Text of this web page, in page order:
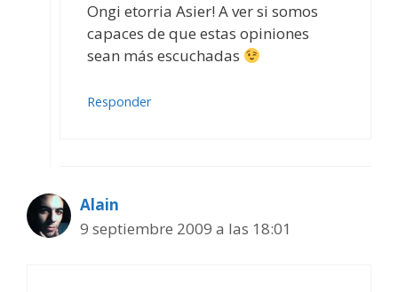
Ongi etorria Asier! A ver si somos
capaces de que estas opiniones
sean más escuchadas
Responder
Alain
9 septiembre 2009 a las 18:01